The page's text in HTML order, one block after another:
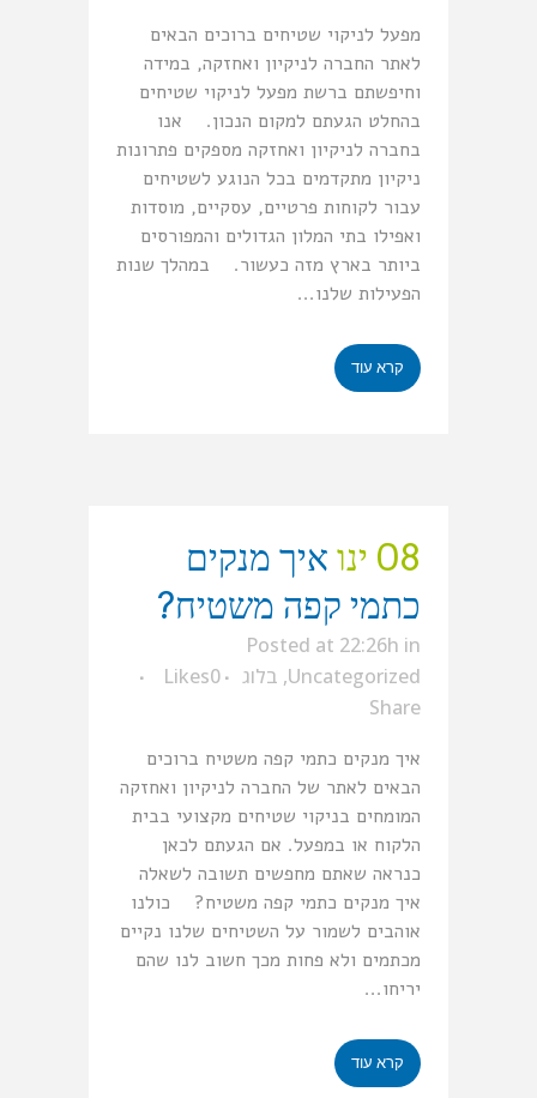
מפעל לניקוי שטיחים ברוכים הבאים
לאתר החברה לניקיון ואחזקה, במידה
וחיפשתם ברשת מפעל לניקוי שטיחים
בהחלט הגעתם למקום הנכון. אנו
בחברה לניקיון ואחזקה מספקים פתרונות
ניקיון מתקדמים בכל הנוגע לשטיחים
עבור לקוחות פרטיים, עסקיים, מוסדות
ואפילו בתי המלון הגדולים והמפורסים
ביותר בארץ מזה כעשור. במהלך שנות
הפעילות שלנו...
קרא עוד
08 ינו
איך מנקים
כתמי קפה משטיח?
Posted at 22:26h in
Uncategorized
, בלוג 0
Likes
Share
איך מנקים כתמי קפה משטיח ברוכים
הבאים לאתר של החברה לניקיון ואחזקה
המומחים בניקוי שטיחים מקצועי בבית
הלקוח או במפעל. אם הגעתם לכאן
כנראה שאתם מחפשים תשובה לשאלה
איך מנקים כתמי קפה משטיח? כולנו
אוהבים לשמור על השטיחים שלנו נקיים
מכתמים ולא פחות מכך חשוב לנו שהם
יריחו...
קרא עוד